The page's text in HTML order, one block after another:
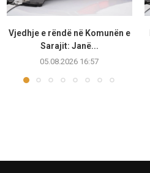
Vjedhje e rëndë në Komunën e
Sarajit: Janë...
05.08.2026 16:57